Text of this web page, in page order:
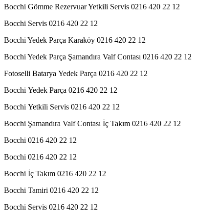
Bocchi Gömme Rezervuar Yetkili Servis 0216 420 22 12
Bocchi Servis 0216 420 22 12
Bocchi Yedek Parça Karaköy 0216 420 22 12
Bocchi Yedek Parça Şamandıra Valf Contası 0216 420 22 12
Fotoselli Batarya Yedek Parça 0216 420 22 12
Bocchi Yedek Parça 0216 420 22 12
Bocchi Yetkili Servis 0216 420 22 12
Bocchi Şamandıra Valf Contası İç Takım 0216 420 22 12
Bocchi 0216 420 22 12
Bocchi 0216 420 22 12
Bocchi İç Takım 0216 420 22 12
Bocchi Tamiri 0216 420 22 12
Bocchi Servis 0216 420 22 12